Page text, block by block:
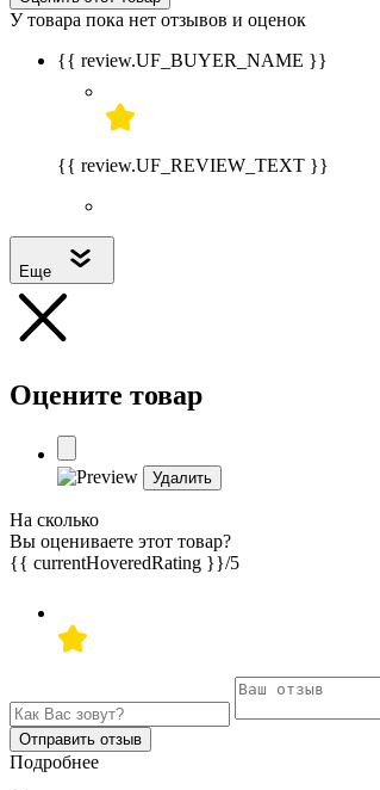
У товара пока нет отзывов и оценок
{{ review.UF_BUYER_NAME }}
{{ review.UF_REVIEW_TEXT }}
Еще
Оцените товар
Удалить
На сколько
Вы оцениваете этот товар?
{{ currentHoveredRating }}/5
Отправить отзыв
Подробнее